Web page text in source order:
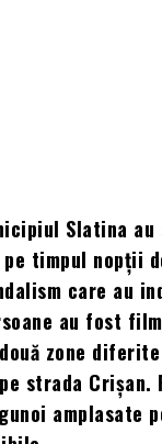
Slatina
timpul nopții
care au
au fost
zone
strada Crișan.
amplasate